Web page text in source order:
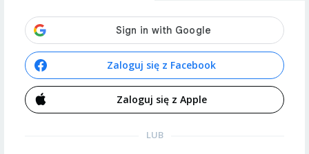
Zaloguj się z Facebook
Zaloguj się z Apple
LUB